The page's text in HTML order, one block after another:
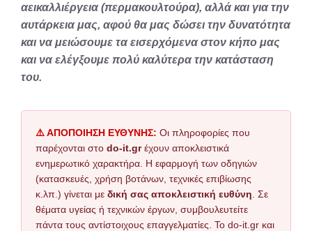
αεικαλλιέργεια (περμακουλτούρα), αλλά και για την
αυτάρκεια μας, αφού θα μας δώσει την δυνατότητα
και να μειώσουμε τα εισερχόμενα στον κήπο μας
και να ελέγξουμε πολύ καλύτερα την κατάσταση
του.
⚠️ ΑΠΟΠΟΙΗΣΗ ΕΥΘΥΝΗΣ: Οι πληροφορίες που
παρέχονται στο do-it.grέχουν αποκλειστικά
ενημερωτικό χαρακτήρα. Η εφαρμογή των οδηγιών
(κατασκευές, χρήση βοτάνων, τεχνικές επιβίωσης
κ.λπ.) γίνεται με δική σας αποκλειστική ευθύνη . Σε
θέματα υγείας ή τεχνικών έργων, συμβουλευτείτε
πάντα τους αντίστοιχους επαγγελματίες. Το do-it.gr και